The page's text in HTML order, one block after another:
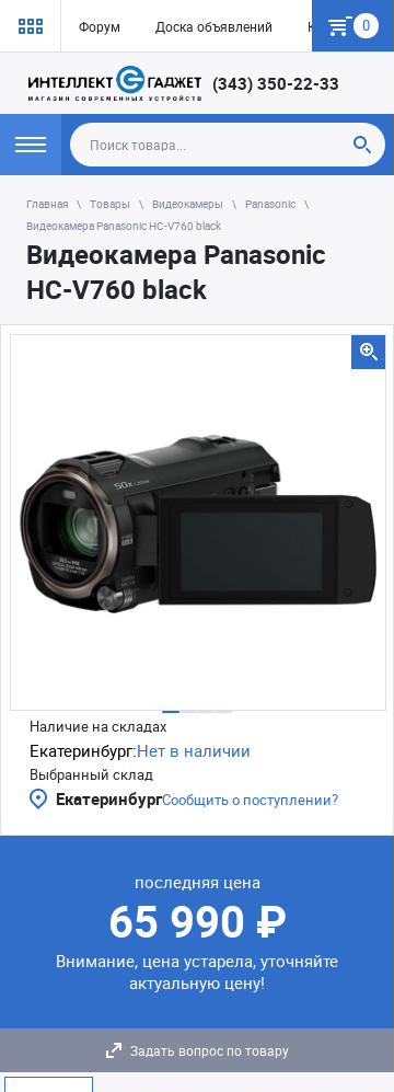
Форум Доска объявлений Как купить
0
(343) 350-22-33
Главная Товары Видеокамеры
Panasonic
Видеокамера Panasonic HC-V760 black
Видеокамера Panasonic
HC-V760 black
Наличие на складах
Екатеринбург:Нет в наличии
Выбранный склад
ЕкатеринбургСообщить о поступлении?
последняя цена
65 990 ₽
Внимание, цена устарела, уточняйте
актуальную цену!
Задать вопрос по товару